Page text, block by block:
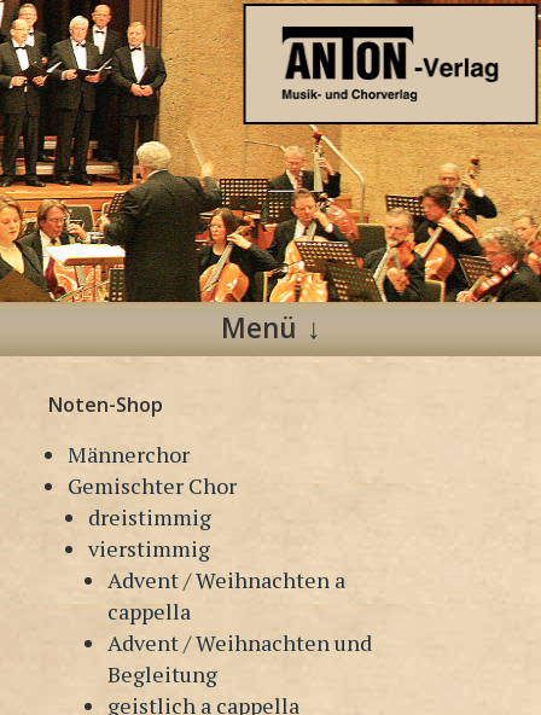
Anton Verlag
Musik- und Chorverlag
Menü
Inhalt
springen
Noten-Shop
Männerchor
Gemischter Chor
dreistimmig
vierstimmig
Advent / Weihnachten a
cappella
Advent / Weihnachten und
Begleitung
geistlich a cappella